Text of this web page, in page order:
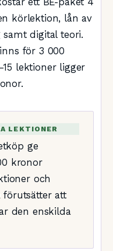
körlektion, lån av
digital teori.
för 3 000
lektioner ligger
LEKTIONER
ge
kronor
och
förutsätter att
den enskilda